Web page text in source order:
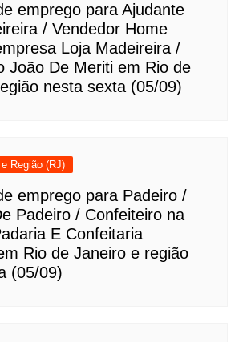
emprego para Ajudante
/ Vendedor Home
Loja Madeireira /
João De Meriti em Rio de
nesta sexta (05/09)
Região (RJ)
emprego para Padeiro /
Padeiro / Confeiteiro na
E Confeitaria
Rio de Janeiro e região
(05/09)